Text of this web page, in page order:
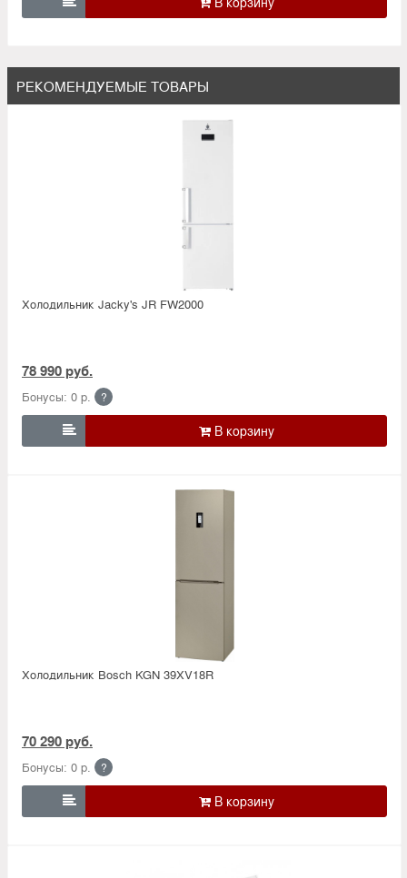
РЕКОМЕНДУЕМЫЕ ТОВАРЫ
Холодильник Jacky's JR FW2000
78 990 руб.
Бонусы: 0 р. ?

Холодильник Bosсh KGN 39XV18R
70 290 руб.
Бонусы: 0 р. ?
